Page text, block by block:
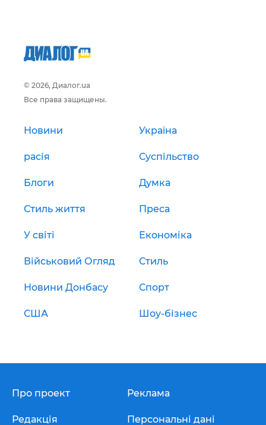
© 2026, Диалог.ua
Все права защищены.
Новини Україна
расія Суспільство
Блоги Думка
Стиль життя Преса
У світі Економіка
Військовий Огляд Стиль
Новини Донбасу Спорт
США Шоу-бізнес
Про проект
Редакція
Реклама
Персональні дані